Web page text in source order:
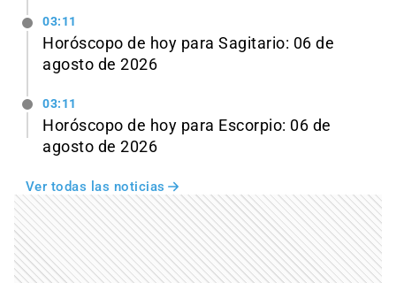
03:11
Horóscopo de hoy para Sagitario: 06 de
agosto de 2026
03:11
Horóscopo de hoy para Escorpio: 06 de
agosto de 2026
Ver todas las noticias